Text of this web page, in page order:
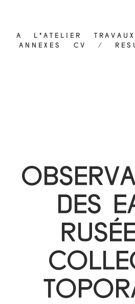
A L'ATELIER TRAVAUX
ANNEXES
CV /
DES